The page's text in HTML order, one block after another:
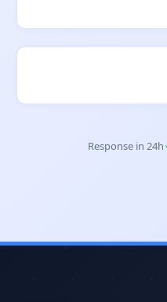
Response in 24h